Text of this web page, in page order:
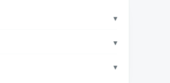
▾
▾
▾